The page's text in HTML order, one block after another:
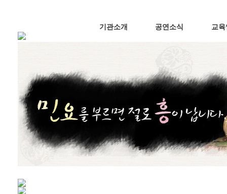
기관소개 공연소식 교